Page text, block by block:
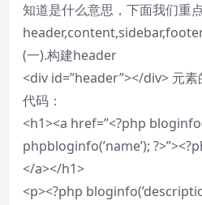
知道是什么意思，下面我们重
header,content,sidebar,footer
(一).构建header
<div id=”header”></div> 元
代码：
<h1><a href=”<?php
phpbloginfo(’name’);
</a></h1>
<p><?php